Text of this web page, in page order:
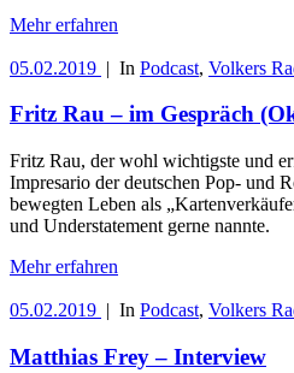
Mehr erfahren
05.02.2019 | In Podcast, Volkers
Fritz Rau – im Gespräch
Fritz Rau, der wohl wichtigste und
Impresario der deutschen Pop- und
bewegten Leben als
und Understatement gerne nannte.
Mehr erfahren
05.02.2019 | In Podcast, Volkers
Matthias Frey – Interview